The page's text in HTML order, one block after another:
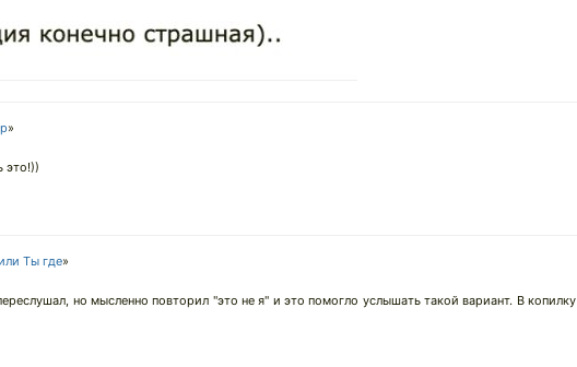
»
это!))
Ты где»
но мысленно повторил "это не я" и это помогло услышать такой вариант. В копилку